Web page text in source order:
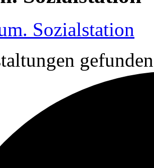
Sozialstation